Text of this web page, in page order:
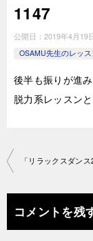
1147
公開日： 2019年4月19
OSAMU先生のレッ
後半も振りが進
脱力系レッスン
投
ナ
ビ
コメントを残